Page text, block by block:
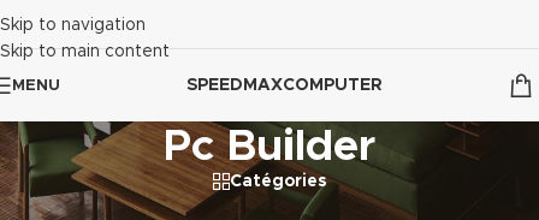
Skip to navigation
Skip to main content
MENU SPEEDMAXCOMPUTER
Pc Builder
Catégories
Accueil/Pc Builder 2 résultats affichés